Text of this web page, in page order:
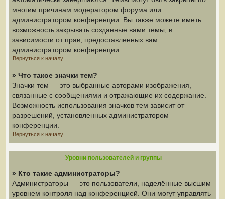
многим причинам модератором форума или
администратором конференции. Вы также можете иметь
возможность закрывать созданные вами темы, в
зависимости от прав, предоставленных вам
администратором конференции.
Вернуться к началу
» Что такое значки тем?
Значки тем — это выбранные авторами изображения,
связанные с сообщениями и отражающие их содержание.
Возможность использования значков тем зависит от
разрешений, установленных администратором
конференции.
Вернуться к началу
Уровни пользователей и группы
» Кто такие администраторы?
Администраторы — это пользователи, наделённые высшим
уровнем контроля над конференцией. Они могут управлять